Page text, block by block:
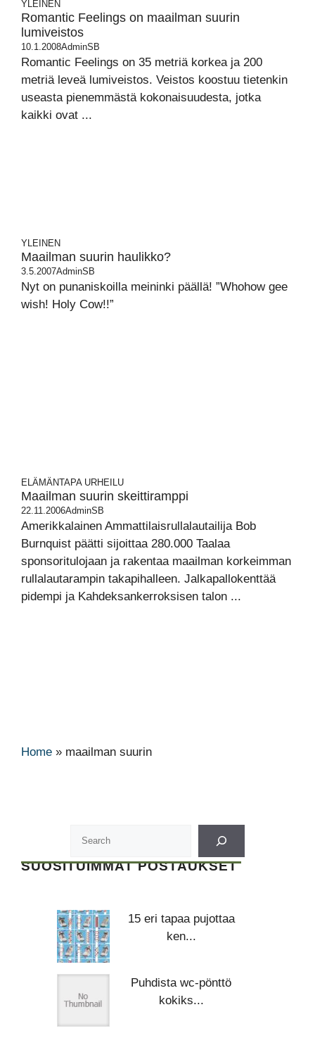
YLEINEN
Romantic Feelings on maailman suurin
lumiveistos
10.1.2008AdminSB
Romantic Feelings on 35 metriä korkea ja 200
metriä leveä lumiveistos. Veistos koostuu tietenkin
useasta pienemmästä kokonaisuudesta, jotka
kaikki ovat ...
YLEINEN
Maailman suurin haulikko?
3.5.2007AdminSB
Nyt on punaniskoilla meininki päällä! ”Whohow gee
wish! Holy Cow!!”
ELÄMÄNTAPA URHEILU
Maailman suurin skeittiramppi
22.11.2006AdminSB
Amerikkalainen Ammattilaisrullalautailija Bob
Burnquist päätti sijoittaa 280.000 Taalaa
sponsoritulojaan ja rakentaa maailman korkeimman
rullalautarampin takapihalleen. Jalkapallokenttää
pidempi ja Kahdeksankerroksisen talon ...
Home » maailman suurin
SUOSITUIMMAT POSTAUKSET
15 eri tapaa pujottaa
ken...
Puhdista wc-pönttö
kokiks...